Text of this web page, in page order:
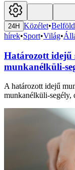
24H Közélet•Belföld
hírek•Sport•Világ•
Határozott idejű
munkanélküli-
A határozott idejű
munkanélküli-segély,